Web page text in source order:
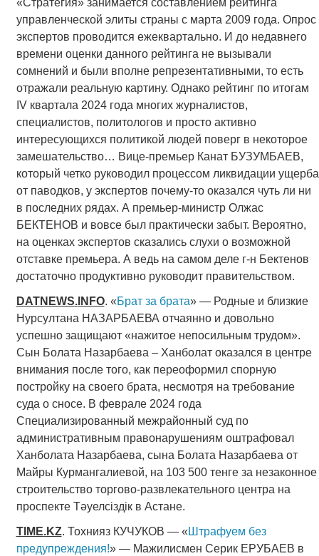
управленческой элиты страны с марта 2009 года. Опрос
экспертов проводится ежеквартально. И до недавнего
времени оценки данного рейтинга не вызывали
сомнений и были вполне репрезентативными, то есть
отражали реальную картину. Однако рейтинг по итогам
IV квартала 2024 года многих журналистов,
специалистов, политологов и просто активно
интересующихся политикой людей поверг в некоторое
замешательство… Вице-премьер Канат БУЗУМБАЕВ,
который четко руководил процессом ликвидации ущерба
от паводков, у экспертов почему-то оказался чуть ли ни
в последних рядах. А премьер-министр Олжас
БЕКТЕНОВ и вовсе был практически забыт. Вероятно,
на оценках экспертов сказались слухи о возможной
отставке премьера. А ведь на самом деле г-н Бектенов
достаточно продуктивно руководит правительством.
DATNEWS.INFO. «Брат за брата» — Родные и близкие
Нурсултана НАЗАРБАЕВА отчаянно и довольно
успешно защищают «нажитое непосильным трудом».
Сын Болата Назарбаева – Ханболат оказался в центре
внимания после того, как переоформил спорную
постройку на своего брата, несмотря на требование
суда о сносе. В феврале 2024 года
Специализированный межрайонный суд по
административным правонарушениям оштрафовал
Ханболата Назарбаева, сына Болата Назарбаева от
Майры Курмангалиевой, на 103 500 тенге за незаконное
строительство торгово-развлекательного центра на
проспекте Тәуелсіздік в Астане.
TIME.KZ. Тохнияз КУЧУКОВ — « Штрафуем без
предупреждения!» — Мажилисмен Серик ЕРУБАЕВ в